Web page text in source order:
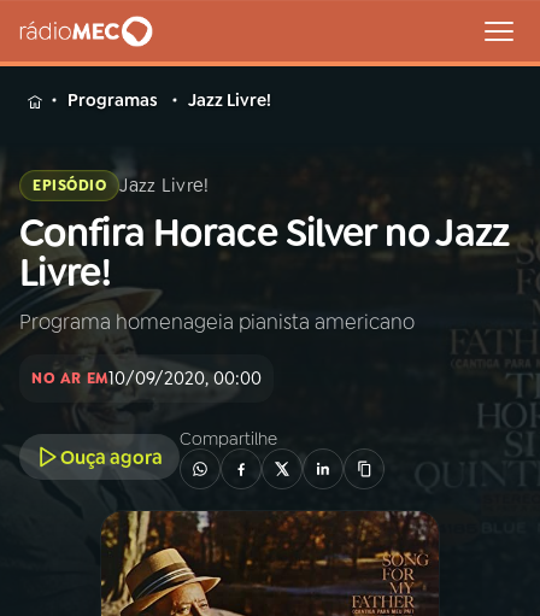
MENU
Buscar
na
Rádio
MEC
Início
01INÍCIO
A RÁDIO
PROGRAMAÇÃO
Programas Jazz Livre!
EPISÓDIO Jazz Livre!
Confira Horace Silver no Jazz
Livre!
Programa homenageia pianista americano
NO AR EM10/09/2020, 00:00
Ouça agora
Compartilhe